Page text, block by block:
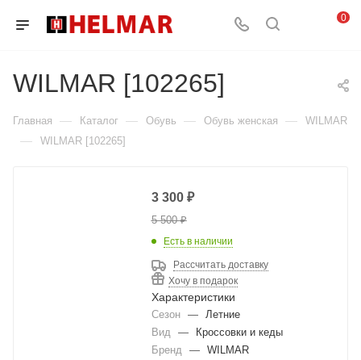
0
WILMAR [102265]
Главная — Каталог — Обувь — Обувь женская — WILMAR
— WILMAR [102265]
3 300₽
5 500₽
Есть в наличии
Рассчитать доставку
Хочу в подарок
Характеристики
Сезон —
Летние
Вид
—
Кроссовки и кеды
Бренд
—
WILMAR